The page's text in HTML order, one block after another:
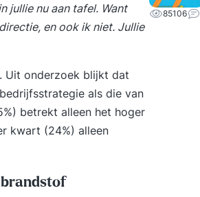
jullie nu aan tafel. Want
en ook ik niet. Jullie
Uit onderzoek blijkt dat
als die van
betrekt alleen het hoger
kwart (24%) alleen
brandstof
85106